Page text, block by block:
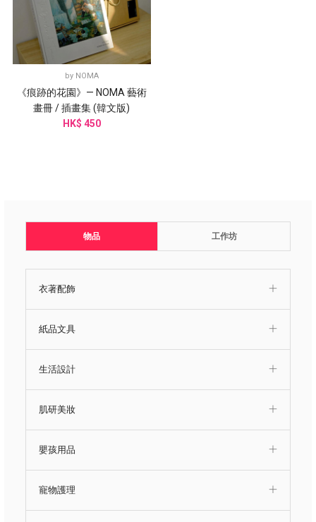
物品 工作坊
衣著配飾
紙品文具
生活設計
肌研美妝
嬰孩用品
寵物護理
by NOMA
《痕跡的花園》— NOMA 藝術
畫冊 / 插畫集 (韓文版)
HK$ 450